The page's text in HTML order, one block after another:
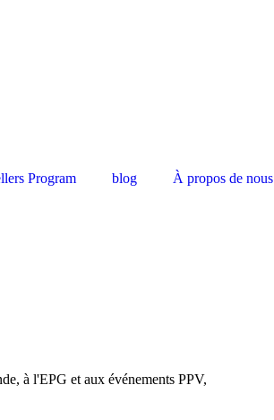
Program blog À propos de nous
à l'EPG et aux événements PPV,